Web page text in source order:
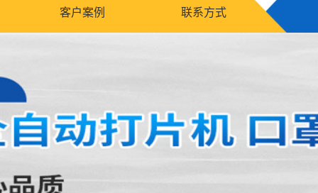
客户案例 联系方式